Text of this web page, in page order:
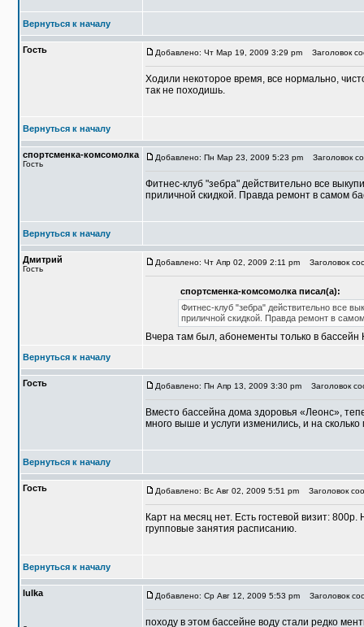
Вернуться к началу
Гость Добавлено: Чт Мар 19, 2009 3:29 pm Заголовок
Ходили некоторое время, все нормально,
так не походишь.
Вернуться к началу
спортсменка-комсомолка
Гость
Добавлено: Пн Мар 23, 2009 5:23 pm Заголовок
Фитнес-клуб "зебра" действительно все
приличной скидкой. Правда ремонт в самом
Вернуться к началу
Дмитрий
Гость
Добавлено: Чт Апр 02, 2009 2:11 pm Заголовок
спортсменка-комсомолка писал(а):
Фитнес-клуб "зебра" действительно все
приличной скидкой. Правда ремонт в
Вчера там был, абонементы только в
Вернуться к началу
Гость Добавлено: Пн Апр 13, 2009 3:30 pm Заголовок
Вместо бассейна дома здоровья «Леонс»,
много выше и услуги изменились, и на
Вернуться к началу
Гость Добавлено: Вс Авг 02, 2009 5:51 pm Заголовок
Карт на месяц нет. Есть гостевой визит:
групповые занятия расписанию.
Вернуться к началу
lulka Добавлено: Ср Авг 12, 2009 5:53 pm Заголовок
походу в этом бассейне воду стали редко